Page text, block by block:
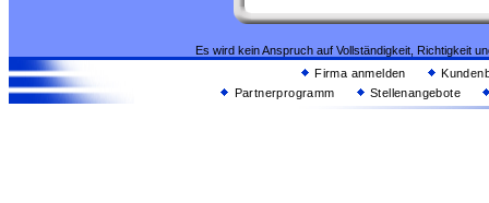
Es wird kein Anspruch auf Vollständigkeit, Richtigkeit
Firma anmelden
Partnerprogramm
Stellenangebote